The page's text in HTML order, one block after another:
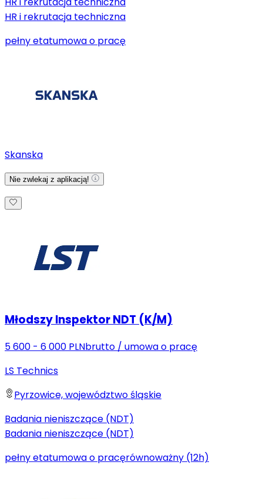
HR i rekrutacja techniczna
pełny etatumowa o pracę
Skanska
Nie zwlekaj z aplikacją!
Młodszy Inspektor NDT (K/M)
5 600 - 6 000 PLNbrutto / umowa o pracę
LS Technics
Pyrzowice, województwo śląskie
Badania nieniszczące (NDT)
Badania nieniszczące (NDT)
pełny etatumowa o pracęrównoważny (12h)